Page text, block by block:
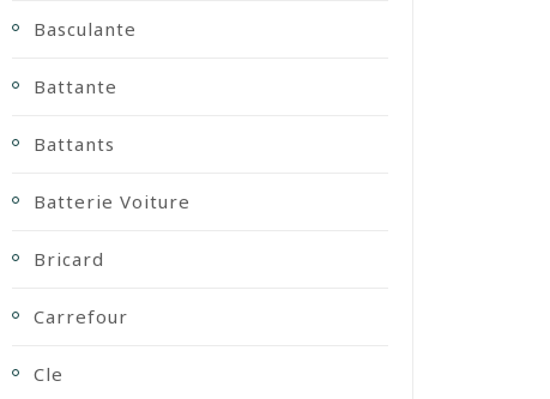
Basculante
Battante
Battants
Batterie Voiture
Bricard
Carrefour
Cle